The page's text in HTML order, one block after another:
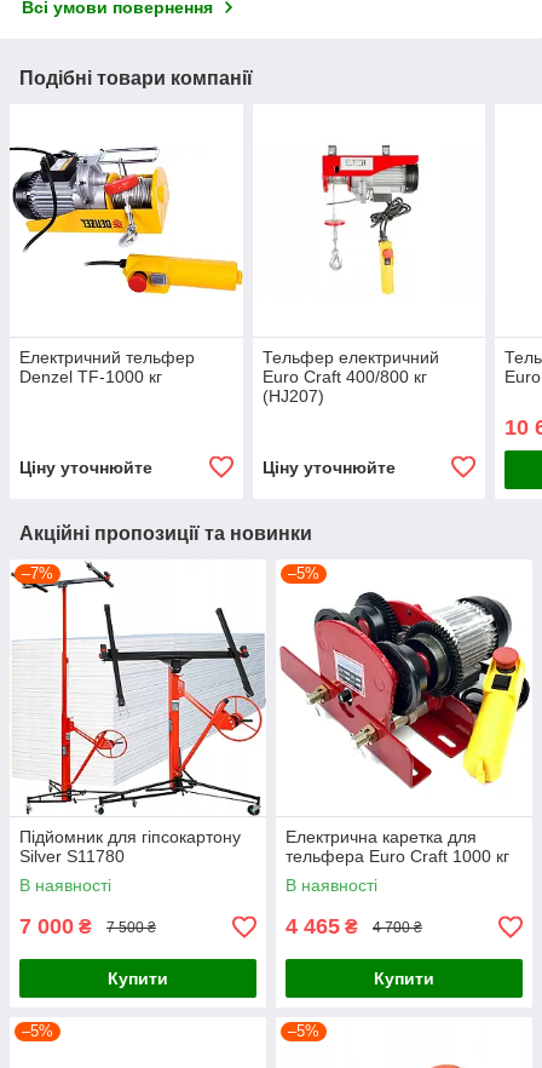
Всі умови повернення
Подібні товари компанії
Електричний тельфер
Denzel TF-1000 кг
Ціну уточнюйте
Тельфер електричний
Euro Craft 400/800 кг
(HJ207)
Ціну уточнюйте
10
Акційні пропозиції та новинки
–7%
Підйомник для гіпсокартону
Silver S11780
В наявності
7 000 ₴ 7 500 ₴
Купити
–5%
Електрична каретка для
тельфера Euro Craft 1000 кг
В наявності
4 465 ₴ 4 700 ₴
Купити
–5% –5%